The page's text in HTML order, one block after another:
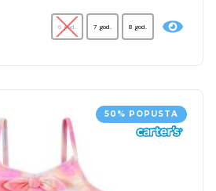
6 god. 7 god. 8 god.
50% POPUSTA